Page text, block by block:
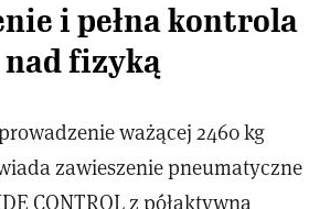
i pełna kontrola
nad fizyką
ważącej 2460 kg
zawieszenie pneumatyczne
CONTROL z półaktywną